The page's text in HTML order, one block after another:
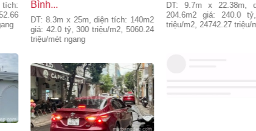
DT: 3.3m x 5.3m, diện tích: 17m2
giá: 2.85 tỷ
Kết cấu 1 trệt 1 lầu đã cũ phù hợp
xây mới.